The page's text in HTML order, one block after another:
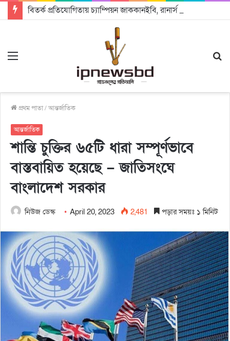
প্রথম পাতা/আন্তর্জাতিক
আন্তর্জাতিক
শান্তি চুক্তির ৬৫টি ধারা সম্পূর্ণভাবে
বাস্তবায়িত হয়েছে – জাতিসংঘে
বাংলাদেশ সরকার
নিউজ ডেস্ক April 20, 2023 2,481 পড়ার সময়ঃ ১ মিনিট